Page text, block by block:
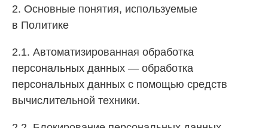
2. Основные понятия, используемые
в Политике
2.1. Автоматизированная обработка
персональных данных — обработка
персональных данных с помощью средств
вычислительной техники.